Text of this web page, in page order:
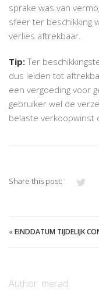
sprake was van
sfeer ter beschikking
verlies aftrekbaar.
Tip:Ter
dus leiden tot
een vergoeding voor
gebruiker wel de
belaste verkoopwinst
Share this post:
«EINDDATUM TIJDELIJK
Author: merad